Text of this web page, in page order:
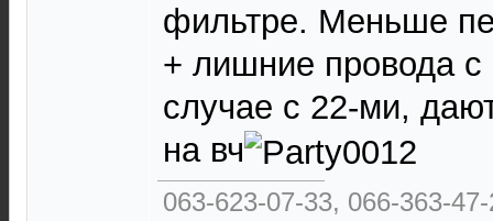
фильтре. Меньше
+ лишние провода с
случае с 22-ми,
на вч
063-623-07-33, 066-363-